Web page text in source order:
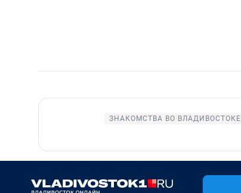
ЗНАКОМСТВА ВО ВЛАДИВОСТОКЕ